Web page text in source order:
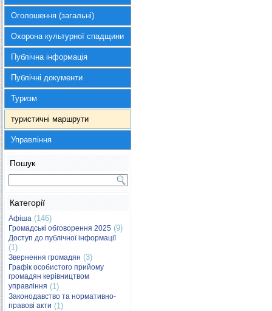
Оголошення (загальні)
Охорона культурної спадщини
Публічна інформація
Публічні документи
Туризм
туристичні маршрути
Управління
Пошук
Категорії
Афіша (146)
Громадські обговорення 2025 (9)
Доступ до публічної інформації
(1)
Звернення громадян (3)
Графік особистого прийому
громадян керівництвом
управління (1)
Законодавство та нормативно-
правові акти (1)